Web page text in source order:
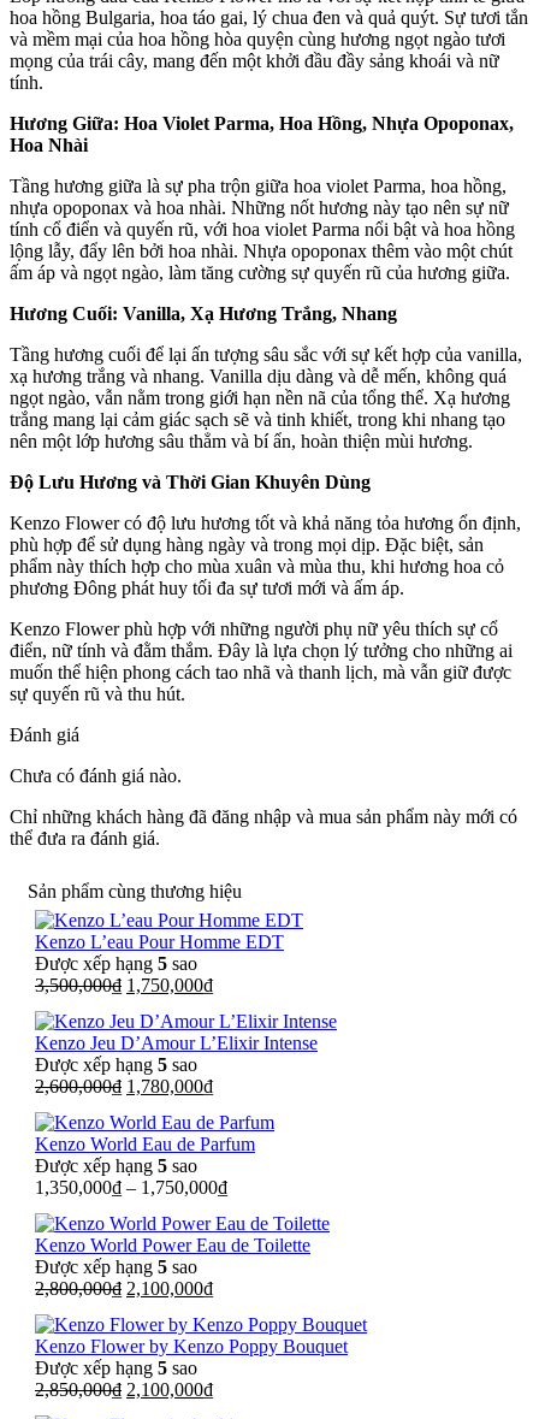
hoa hồng Bulgaria, hoa táo gai, lý chua đen và quả quýt. Sự tươi tắn
và mềm mại của hoa hồng hòa quyện cùng hương ngọt ngào tươi
mọng của trái cây, mang đến một khởi đầu đầy sảng khoái và nữ
tính.
Hương Giữa: Hoa Violet Parma, Hoa Hồng, Nhựa Opoponax,
Hoa Nhài
Tầng hương giữa là sự pha trộn giữa hoa violet Parma, hoa hồng,
nhựa opoponax và hoa nhài. Những nốt hương này tạo nên sự nữ
tính cổ điển và quyến rũ, với hoa violet Parma nổi bật và hoa hồng
lộng lẫy, đẩy lên bởi hoa nhài. Nhựa opoponax thêm vào một chút
ấm áp và ngọt ngào, làm tăng cường sự quyến rũ của hương giữa.
Hương Cuối: Vanilla, Xạ Hương Trắng, Nhang
Tầng hương cuối để lại ấn tượng sâu sắc với sự kết hợp của vanilla,
xạ hương trắng và nhang. Vanilla dịu dàng và dễ mến, không quá
ngọt ngào, vẫn nằm trong giới hạn nền nã của tổng thể. Xạ hương
trắng mang lại cảm giác sạch sẽ và tinh khiết, trong khi nhang tạo
nên một lớp hương sâu thẳm và bí ẩn, hoàn thiện mùi hương.
Độ Lưu Hương và Thời Gian Khuyên Dùng
Kenzo Flower có độ lưu hương tốt và khả năng tỏa hương ổn định,
phù hợp để sử dụng hàng ngày và trong mọi dịp. Đặc biệt, sản
phẩm này thích hợp cho mùa xuân và mùa thu, khi hương hoa cỏ
phương Đông phát huy tối đa sự tươi mới và ấm áp.
Kenzo Flower phù hợp với những người phụ nữ yêu thích sự cổ
điển, nữ tính và đằm thắm. Đây là lựa chọn lý tưởng cho những ai
muốn thể hiện phong cách tao nhã và thanh lịch, mà vẫn giữ được
sự quyến rũ và thu hút.
Đánh giá
Chưa có đánh giá nào.
Chỉ những khách hàng đã đăng nhập và mua sản phẩm này mới có
thể đưa ra đánh giá.
Sản phẩm cùng thương hiệu
Kenzo L’eau Pour Homme EDT
Được xếp hạng 5 sao
3,500,000₫ Giá
là:
3,500,000₫.
1,750,000₫Giá
tại
là:
Kenzo Jeu D’Amour L’Elixir Intense
Được xếp hạng 5 sao
2,600,000₫ Giá
là:
2,600,000₫.
1,780,000₫Giá
tại
là:
Kenzo World Eau de Parfum
Được xếp hạng 5 sao
1,350,000₫ – 1,750,000₫
Kenzo World Power Eau de Toilette
Được xếp hạng 5 sao
2,800,000₫ Giá
là:
2,800,000₫.
2,100,000₫Giá
tại
là:
Kenzo Flower by Kenzo Poppy Bouquet
Được xếp hạng 5 sao
2,850,000₫ Giá
2,100,000₫Giá